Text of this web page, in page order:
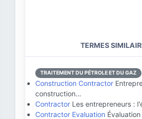
TERMES
TRAITEMENT DU PÉTROLE ET DU GAZ
Construction Contractor
construction…
Contractor Les entrepreneurs :
Contractor Evaluation